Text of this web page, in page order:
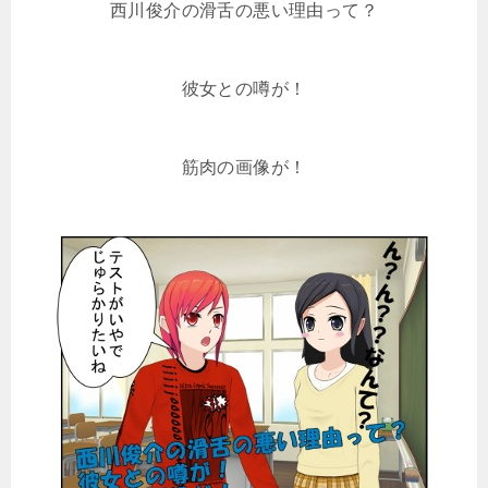
西川俊介の滑舌の悪い理由って？
彼女との噂が！
筋肉の画像が！